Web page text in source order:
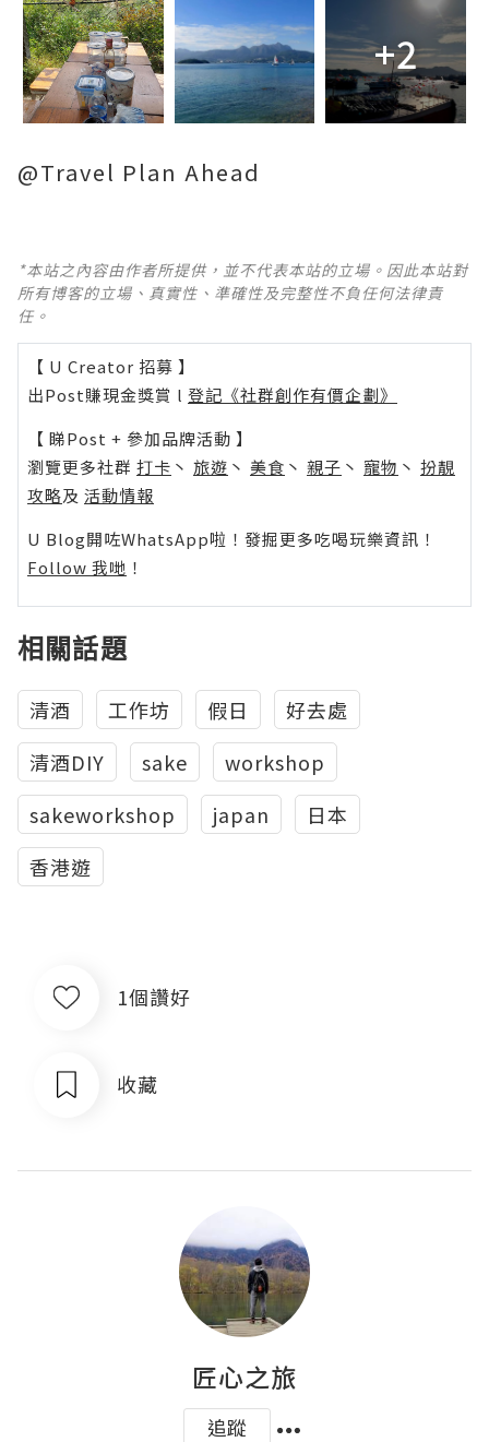
+2
@Travel Plan Ahead
*本站之內容由作者所提供，並不代表本站的立場。因此本站對
所有博客的立場、真實性、準確性及完整性不負任何法律責
任。
【 U Creator 招募 】
出Post賺現金獎賞 l 登記《社群創作有價企劃》
【 睇Post + 參加品牌活動 】
瀏覽更多社群 打卡 丶 旅遊 丶 美食 丶 親子 丶 寵物 丶 扮靚
攻略及 活動情報
U Blog開咗WhatsApp啦！發掘更多吃喝玩樂資訊！
Follow 我哋 ！
相關話題
清酒 工作坊 假日
好去處
清酒DIY
sake
workshop
sakeworkshop
japan
日本
香港遊
1個讚好
收藏
匠心之旅
追蹤